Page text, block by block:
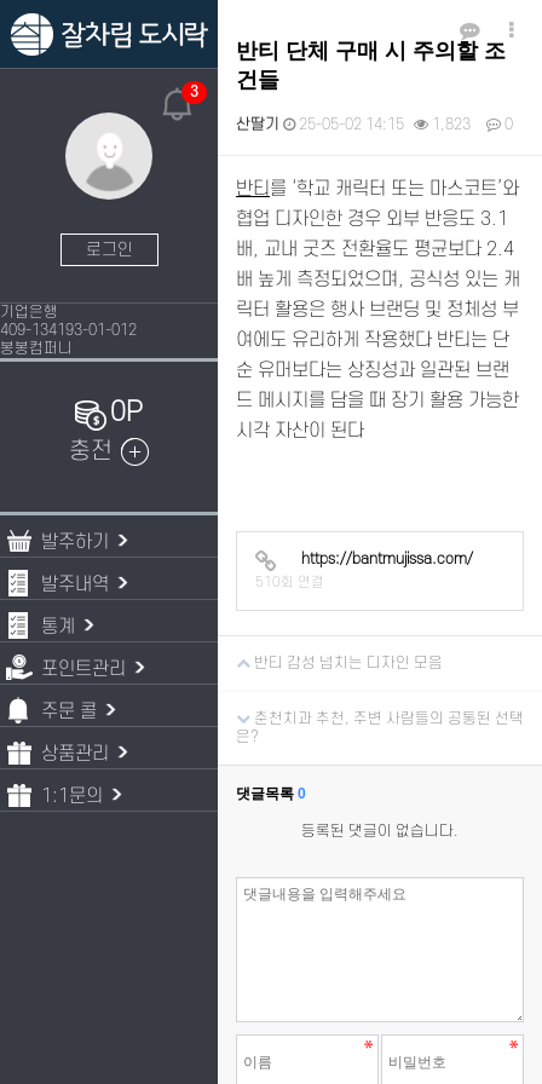
3
로그인
기업은행
409-134193-01-012
봉봉컴퍼니
0P
충전
발주하기
발주내역
통계
포인트관리
주문 콜
상품관리
1:1문의
반티 단체 구매 시 주의할 조
건들
산딸기 25-05-02 14:15 1,823 0
본문
반티를 ‘학교 캐릭터 또는 마스코트’와
협업 디자인한 경우 외부 반응도 3.1
배, 교내 굿즈 전환율도 평균보다 2.4
배 높게 측정되었으며, 공식성 있는 캐
릭터 활용은 행사 브랜딩 및 정체성 부
여에도 유리하게 작용했다 반티는 단
순 유머보다는 상징성과 일관된 브랜
드 메시지를 담을 때 장기 활용 가능한
시각 자산이 된다
https://bantmujissa.com/
510회 연결
반티 감성 넘치는 디자인 모음
춘천치과 추천, 주변 사람들의 공통된 선택
은?
댓글목록 0
등록된 댓글이 없습니다.